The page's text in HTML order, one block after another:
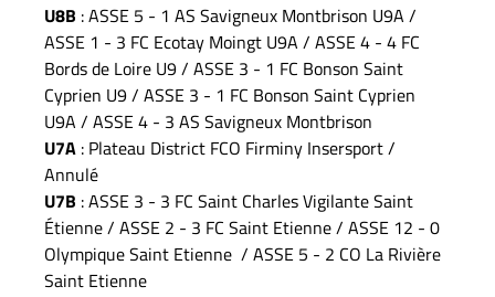
U8B : ASSE 5 - 1 AS Savigneux Montbrison U9A /
ASSE 1 - 3 FC Ecotay Moingt U9A / ASSE 4 - 4 FC
Bords de Loire U9 / ASSE 3 - 1 FC Bonson Saint
Cyprien U9 / ASSE 3 - 1 FC Bonson Saint Cyprien
U9A / ASSE 4 - 3 AS Savigneux Montbrison
U7A : Plateau District FCO Firminy Insersport /
Annulé
U7B : ASSE 3 - 3 FC Saint Charles Vigilante Saint
Étienne / ASSE 2 - 3 FC Saint Etienne / ASSE 12 - 0
Olympique Saint Etienne / ASSE 5 - 2 CO La Rivière
Saint Etienne